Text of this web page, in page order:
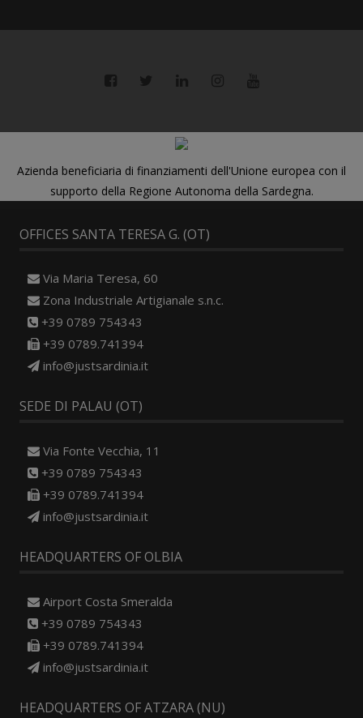
Azienda beneficiaria di finanziamenti dell'Unione europea con il
supporto della Regione Autonoma della Sardegna.
OFFICES SANTA TERESA G. (OT)
Via Maria Teresa, 60
Zona Industriale Artigianale s.n.c.
+39 0789 754343
+39 0789.741394
info@justsardinia.it
SEDE DI PALAU (OT)
Via Fonte Vecchia, 11
+39 0789 754343
+39 0789.741394
info@justsardinia.it
HEADQUARTERS OF OLBIA
Airport Costa Smeralda
+39 0789 754343
+39 0789.741394
info@justsardinia.it
HEADQUARTERS OF ATZARA (NU)